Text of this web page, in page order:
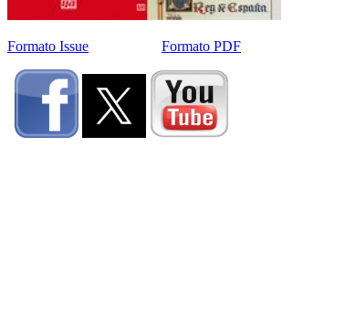
Formato Issue Formato PDF